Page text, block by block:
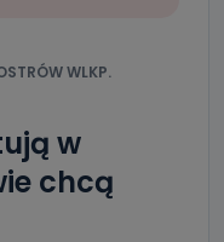
WLKP.
w
chcą